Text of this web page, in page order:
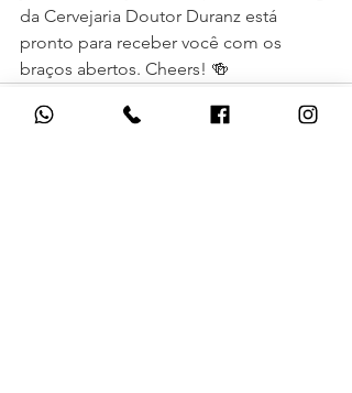
da Cervejaria Doutor Duranz está
pronto para receber você com os
braços abertos. Cheers! 🍻